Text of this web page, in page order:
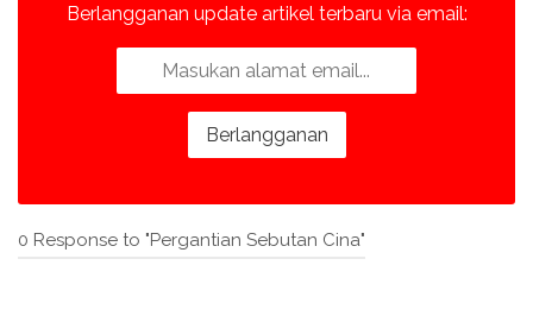
Berlangganan update artikel terbaru via email:
0 Response to "Pergantian Sebutan Cina"